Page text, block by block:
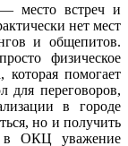
место встреч и
нет мест
и общепитов.
физическое
которая помогает
для переговоров,
в городе
но и получить
в ОКЦ уважение